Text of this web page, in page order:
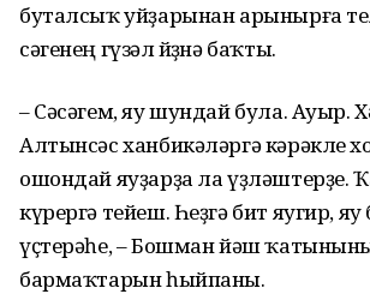
буталсыҡ уйҙарынан арынырға
сәгенең гүзәл йөҙөнә баҡты.
– Сәсәгем, яу шундай була. Ауыр.
Алтынсәс ханбикәләргә кәрәкле
ошондай яуҙарҙа ла үҙләштерҙе.
күрергә тейеш. Һеҙгә бит яугир,
үҫтерәһе, – Бошман йәш
бармаҡтарын һыйпаны.